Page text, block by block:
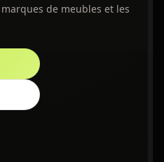
de meubles et les